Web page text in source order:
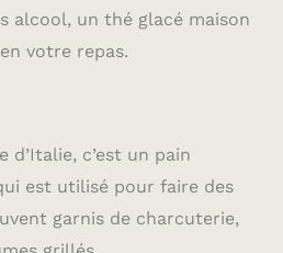
alcool, un thé glacé maison
votre repas.
d’Italie, c’est un pain
est utilisé pour faire des
garnis de charcuterie,